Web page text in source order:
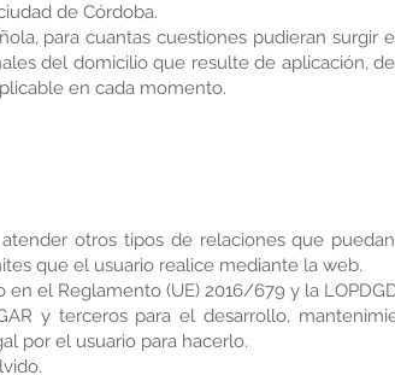
de Córdoba.
para cuantas cuestiones pudieran surgir
del domicilio que resulte de aplicación,
en cada momento.
otros tipos de relaciones que
que el usuario realice mediante la web.
el Reglamento (UE) 2016/679 y la
y terceros para el desarrollo,
por el usuario para hacerlo.